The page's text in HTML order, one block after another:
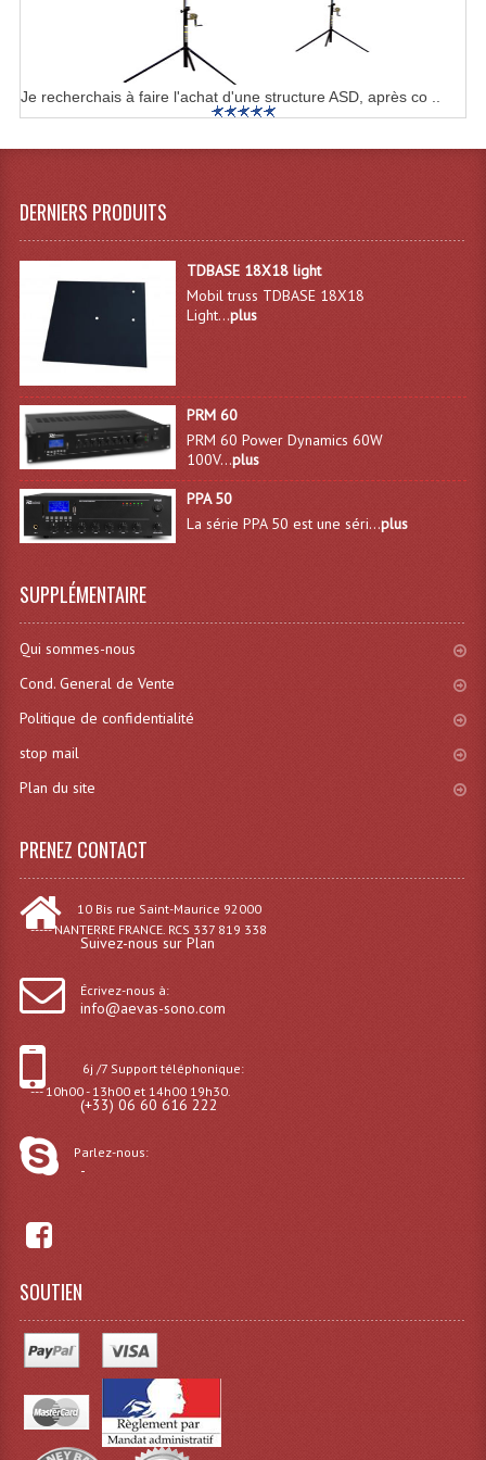
Microphones Scène Et Studio
Microphones Filaires
Micro Sans Fil HF VHF 200MHZ
Multi-Effets, Reverbes Etc...
Peripheriques Traitements Et Accessoires
Portes Voix Mégaphones
Samplers, Échantillonneurs
Système Sans Fil In-Ear Monitoring
Boules À Facettes
Changeurs De Couleurs
Effets LASERS
Lasers (Effets Volumetriques)
Electronique Commande Light
Chenillards Modulateurs
Consoles Éclairage DMX
Je recherchais à faire l'achat d'une structure ASD, après co ..
DERNIERS PRODUITS
TDBASE 18X18 light
Mobil truss TDBASE 18X18
Light...plus
PRM 60
PRM 60 Power Dynamics 60W
100V...plus
PPA 50
La série PPA 50 est une séri...plus
SUPPLÉMENTAIRE
Qui sommes-nous
Cond. General de Vente
Politique de confidentialité
stop mail
Plan du site
PRENEZ CONTACT
10 Bis rue Saint-Maurice 92000
----- NANTERRE FRANCE. RCS 337 819 338
Suivez-nous sur Plan
Écrivez-nous à:
info@aevas-sono.com
6j /7 Support téléphonique:
--- 10h00 - 13h00 et 14h00 19h30.
(+33) 06 60 616 222
Parlez-nous:
-
SOUTIEN